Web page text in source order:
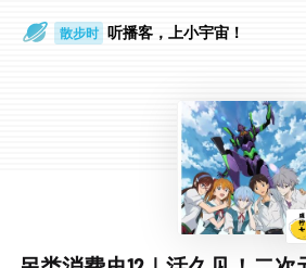
散步时 听播客，上小宇宙！